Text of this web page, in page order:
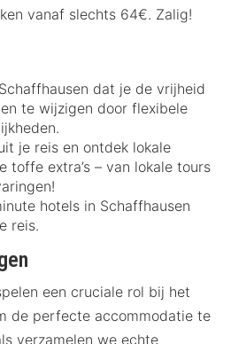
vanaf slechts 64€. Zalig!
dat je de vrijheid
te wijzigen door flexibele
je reis en ontdek lokale
toffe extra’s – van lokale tours
hotels in Schaffhausen
reis.
een cruciale rol bij het
de perfecte accommodatie te
verzamelen we echte